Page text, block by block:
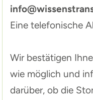
Eine telefonische
Wir bestätigen
wie möglich und
darüber, ob die